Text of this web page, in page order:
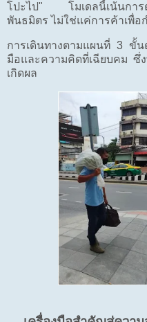
โปะไป" โมเดลนี้เน้นการต
พันธมิตร ไม่ใช่แค่การค้าเพื่อ
การเดินทางตามแผนที่ 3 ขั้น
มือและความคิดที่เฉียบคม ซึ่
เกิดผล